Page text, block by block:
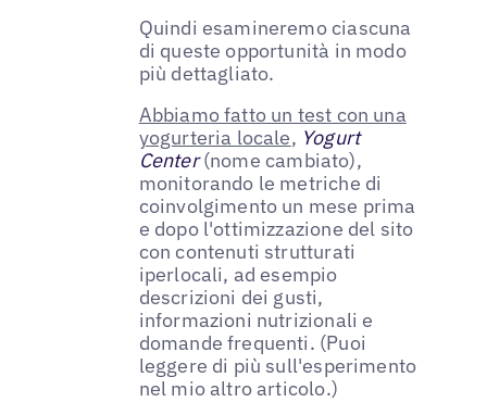
Quindi esamineremo ciascuna
di queste opportunità in modo
più dettagliato.
Abbiamo fatto un test con una
yogurteria locale, Yogurt
Center(nome cambiato),
monitorando le metriche di
coinvolgimento un mese prima
e dopo l'ottimizzazione del sito
con contenuti strutturati
iperlocali, ad esempio
descrizioni dei gusti,
informazioni nutrizionali e
domande frequenti. (Puoi
leggere di più sull'esperimento
nel mio altro articolo.)